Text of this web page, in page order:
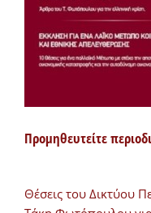
Προμηθευτείτε
Θέσεις του Δικτύου